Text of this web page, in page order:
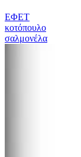
ΕΦΕΤ
κοτόπουλο
σαλμονέλα